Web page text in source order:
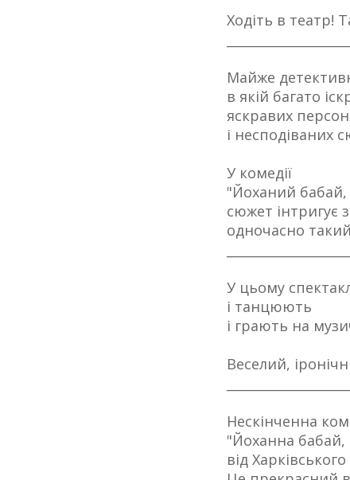
Ходіть в театр!
Майже
в якій багато
яскравих
і несподіваних
У комедії
"Йоханий
сюжет інтригує
одночасно
У цьому
і танцюють
і грають на
Веселий,
Нескінченна
"Йоханна
від